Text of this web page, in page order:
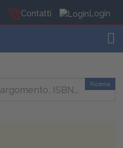
Contatti Login
Ricerca